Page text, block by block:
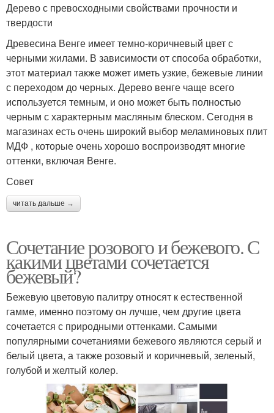
Дерево с превосходными свойствами прочности и
твердости
Древесина Венге имеет темно-коричневый цвет с
черными жилами. В зависимости от способа обработки,
этот материал также может иметь узкие, бежевые линии
с переходом до черных. Дерево венге чаще всего
используется темным, и оно может быть полностью
черным с характерным масляным блеском. Сегодня в
магазинах есть очень широкий выбор меламиновых плит
МДФ , которые очень хорошо воспроизводят многие
оттенки, включая Венге.
Совет
читать дальше →
Сочетание розового и бежевого. С
какими цветами сочетается
бежевый?
Бежевую цветовую палитру относят к естественной
гамме, именно поэтому он лучше, чем другие цвета
сочетается с природными оттенками. Самыми
популярными сочетаниями бежевого являются серый и
белый цвета, а также розовый и коричневый, зеленый,
голубой и желтый колер.